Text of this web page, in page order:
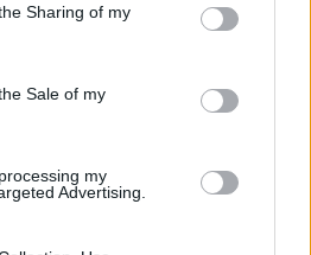
usage behaviour. You may click to
and its third-party tags to
purposes in below Google
Sharing of my
Sale of my
my
Advertising.
és hagyj egy kis teret a
túl rövid ahhoz, hogy
- inkább fújd ki magad, és
váratlan fordulatokat is.
gyakran görgetjük munka